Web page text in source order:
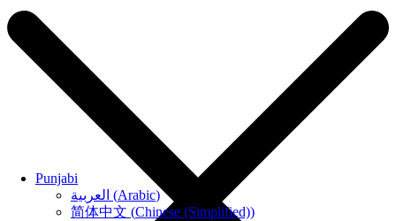
Punjabi
العربية (Arabic)
简体中文 (Chinese (Simplified))